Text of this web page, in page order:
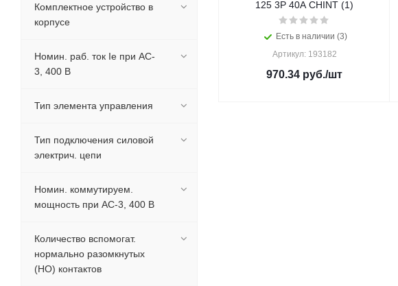
125 3P 40А CHINT (1)
Есть в наличии (3)
Артикул: 193182
970.34 руб./шт
Комплектное устройство в
корпусе
Номин. раб. ток Ie при AC-
3, 400 В
Тип элемента управления
Тип подключения силовой
электрич. цепи
Номин. коммутируем.
мощность при AC-3, 400 В
Количество вспомогат.
нормально разомкнутых
(НО) контактов